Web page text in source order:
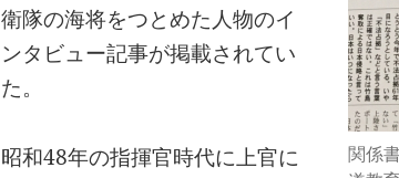
関係
衛隊の海将をつとめた人物のイ
ンタビュー記事が掲載されてい
た。
昭和48年の指揮官時代に上官に